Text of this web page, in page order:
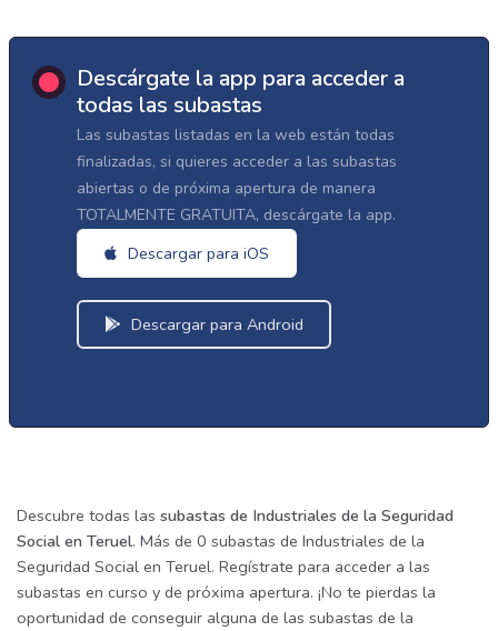
Descárgate la app para acceder a
todas las subastas
Las subastas listadas en la web están todas
finalizadas, si quieres acceder a las subastas
abiertas o de próxima apertura de manera
TOTALMENTE GRATUITA, descárgate la app.
Descargar para iOS
Descargar para Android
Descubre todas las subastas de Industriales de la Seguridad
Social en Teruel. Más de 0 subastas de Industriales de la
Seguridad Social en Teruel. Regístrate para acceder a las
subastas en curso y de próxima apertura. ¡No te pierdas la
oportunidad de conseguir alguna de las subastas de la